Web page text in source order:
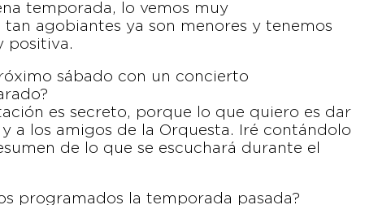
temporada, lo vemos muy
agobiantes ya son menores y tenemos
positiva.
sábado con un concierto
es secreto, porque lo que quiero es dar
a los amigos de la Orquesta. Iré contándolo
de lo que se escuchará durante el
programados la temporada pasada?